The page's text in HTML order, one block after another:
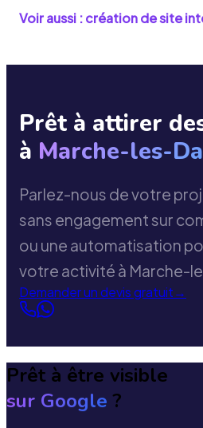
Voir aussi : création de site
Prêt à attirer
à Marche-les-
Parlez-nous de votre
sans engagement sur
ou une automatisation
votre activité à Marche-
Demander un devis gratuit→
Prêt à être visible
sur Google ?